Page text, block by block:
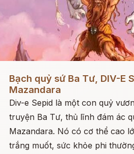
Bạch quỷ sứ Ba Tư, DIV-E
Mazandara
Div-e Sepid là một con quỷ
truyện Ba Tư, thủ lĩnh đám ác
Mazandara. Nó có cơ thể cao
trắng muốt, sức khỏe phi